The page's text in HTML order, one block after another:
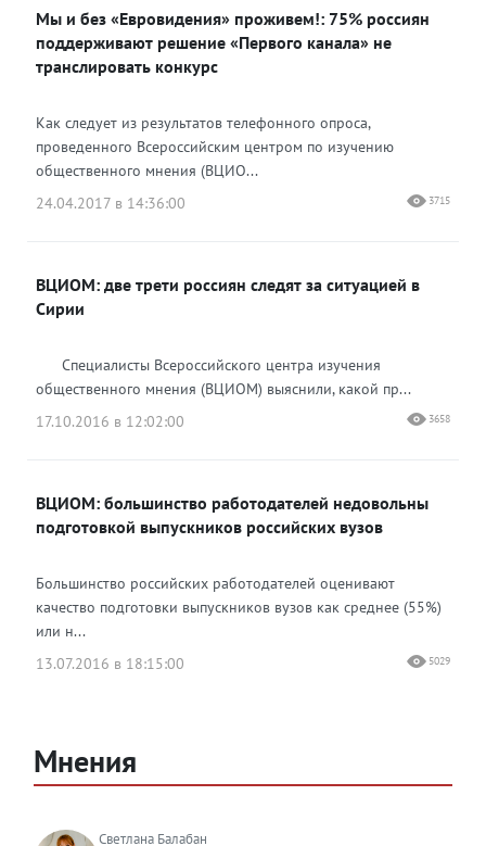
Мы и без «Евровидения» проживем!: 75% россиян
поддерживают решение «Первого канала» не
транслировать конкурс
Как следует из результатов телефонного опроса,
проведенного Всероссийским центром по изучению
общественного мнения (ВЦИО...
24.04.2017 в 14:36:00
3715
ВЦИОМ: две трети россиян следят за ситуацией в
Сирии
Специалисты Всероссийского центра изучения
общественного мнения (ВЦИОМ) выяснили, какой пр...
17.10.2016 в 12:02:00
3658
ВЦИОМ: большинство работодателей недовольны
подготовкой выпускников российских вузов
Большинство российских работодателей оценивают
качество подготовки выпускников вузов как среднее (55%)
или н...
13.07.2016 в 18:15:00
5029
Мнения
Светлана Балабан